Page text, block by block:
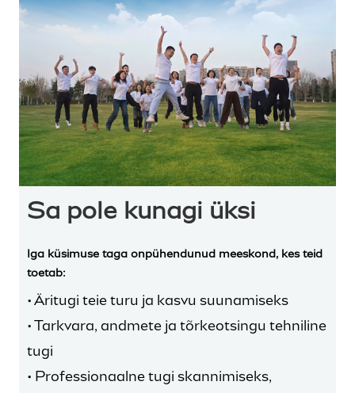
Sa pole kunagi üksi
Iga küsimuse taga onpühendunud meeskond, kes teid
toetab:
• Äritugi teie turu ja kasvu suunamiseks
• Tarkvara, andmete ja tõrkeotsingu tehniline
tugi
• Professionaalne tugi skannimiseks,